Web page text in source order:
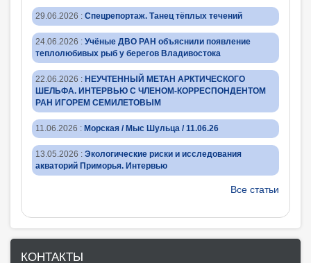
29.06.2026 : Спецрепортаж. Танец тёплых течений
24.06.2026 : Учёные ДВО РАН объяснили появление
теплолюбивых рыб у берегов Владивостока
22.06.2026 : НЕУЧТЕННЫЙ МЕТАН АРКТИЧЕСКОГО
ШЕЛЬФА. ИНТЕРВЬЮ С ЧЛЕНОМ-КОРРЕСПОНДЕНТОМ
РАН ИГОРЕМ СЕМИЛЕТОВЫМ
11.06.2026 : Морская / Мыс Шульца / 11.06.26
13.05.2026 : Экологические риски и исследования
акваторий Приморья. Интервью
Все статьи
КОНТАКТЫ